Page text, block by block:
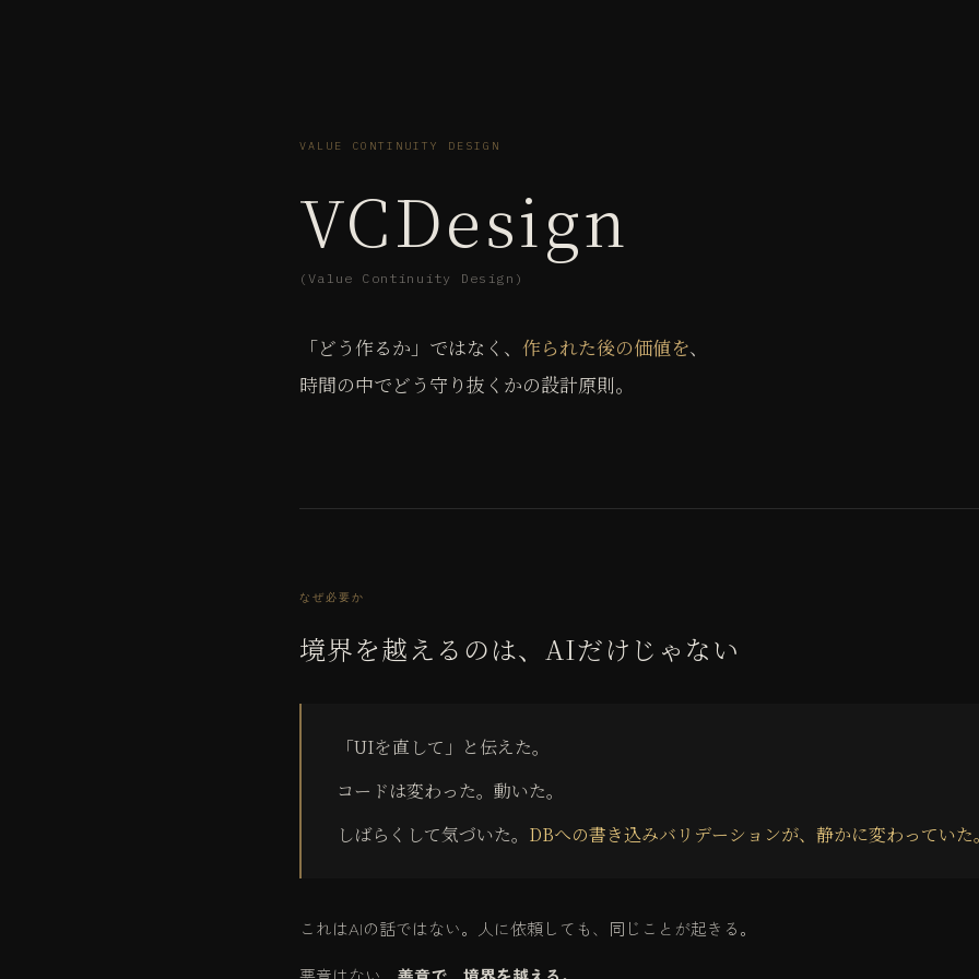
VALUE CONTINUITY DESIGN
VCDesign
(Value Continuity Design)
「どう作るか」ではなく、 作られた後の価値を、
時間の中でどう守り抜くかの設計原則。
なぜ必要か
境界を越えるのは、AIだけじゃない
「UIを直して」と伝えた。
コードは変わった。動いた。
しばらくして気づいた。 DBへの書き込みバリデーションが、静かに変わっていた
これはAIの話ではない。人に依頼しても、同じことが起きる。